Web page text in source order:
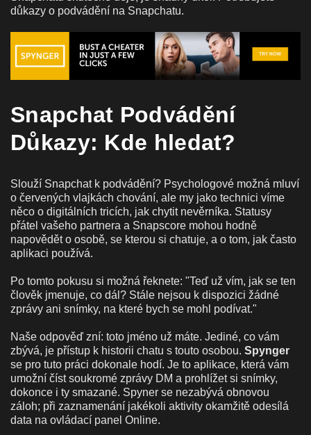
důkazy o podvádění na Snapchatu.
Snapchat Podvádění
Důkazy: Kde hledat?
Slouží Snapchat k podvádění? Psychologové možná mluví
o červených vlajkách chování, ale my jako technici víme
něco o digitálních tricích, jak chytit nevěrníka. Statusy
přátel vašeho partnera a Snapscore mohou hodně
napovědět o osobě, se kterou si chatuje, a o tom, jak často
aplikaci používá.
Po tomto pokusu si možná řeknete: "Teď už vím, jak se ten
člověk jmenuje, co dál? Stále nejsou k dispozici žádné
zprávy ani snímky, na které bych se mohl podívat."
Naše odpověď zní: toto jméno už máte. Jediné, co vám
zbývá, je přístup k historii chatu s touto osobou. Spynger
se pro tuto práci dokonale hodí. Je to aplikace, která vám
umožní číst soukromé zprávy DM a prohlížet si snímky,
dokonce i ty smazané. Spyner se nezabývá obnovou
záloh; při zaznamenání jakékoli aktivity okamžitě odesílá
data na ovládací panel Online.